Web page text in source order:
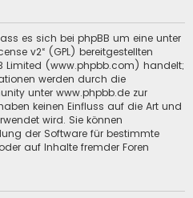
es sich bei phpBB um eine unter
v2“ (GPL) bereitgestellten
Limited (www.phpbb.com) handelt;
werden durch die
unter www.phpbb.de zur
keinen Einfluss auf die Art und
wird. Sie können
der Software für bestimmte
auf Inhalte fremder Foren